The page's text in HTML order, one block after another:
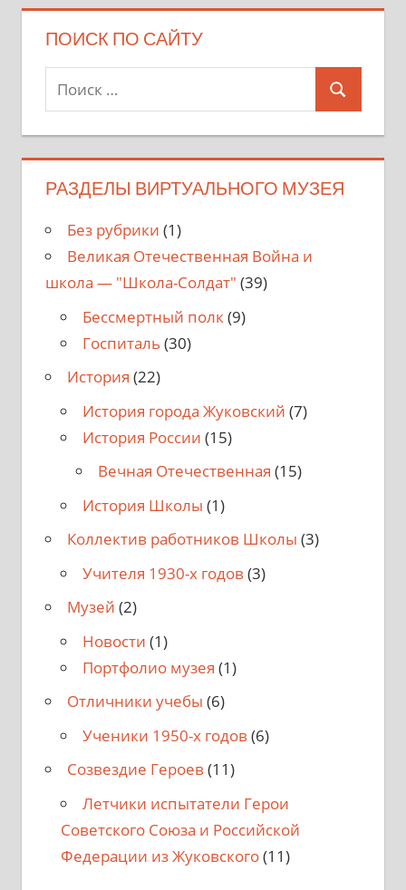
ПОИСК ПО САЙТУ
Поиск
для:
Поиск
РАЗДЕЛЫ ВИРТУАЛЬНОГО МУЗЕЯ
Без рубрики (1)
Великая Отечественная Война и
школа — "Школа-Солдат" (39)
Бессмертный полк (9)
Госпиталь (30)
История (22)
История города Жуковский (7)
История России (15)
Вечная Отечественная (15)
История Школы (1)
Коллектив работников Школы (3)
Учителя 1930-х годов (3)
Музей (2)
Новости (1)
Портфолио музея (1)
Отличники учебы (6)
Ученики 1950-х годов (6)
Созвездие Героев (11)
Летчики испытатели Герои
Советского Союза и Российской
Федерации из Жуковского(11)